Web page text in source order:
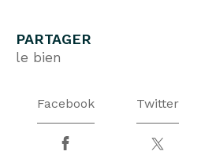
PARTAGER
le bien
Facebook Twitter